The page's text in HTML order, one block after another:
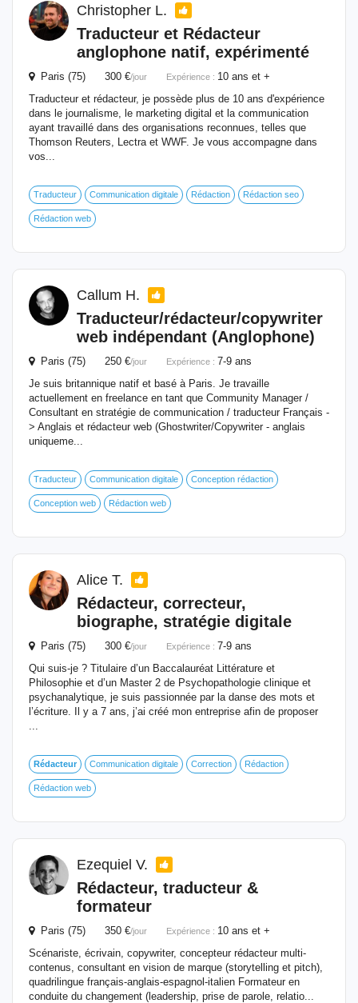
Christopher L.
Traducteur et Rédacteur
anglophone natif, expérimenté
Paris (75) 300 €/jour Expérience : 10 ans et +
Traducteur et rédacteur, je possède plus de 10 ans d'expérience
dans le journalisme, le marketing digital et la communication
ayant travaillé dans des organisations reconnues, telles que
Thomson Reuters, Lectra et WWF. Je vous accompagne dans
vos...
Traducteur Communication digitale Rédaction Rédaction seo
Rédaction web
Callum H.
Traducteur/rédacteur/copywriter
web indépendant (Anglophone)
Paris (75) 250 €/jour Expérience : 7-9 ans
Je suis britannique natif et basé à Paris. Je travaille
actuellement en freelance en tant que Community Manager /
Consultant en stratégie de communication / traducteur Français -
> Anglais et rédacteur web (Ghostwriter/Copywriter - anglais
uniqueme...
Traducteur Communication digitale Conception rédaction
Conception web Rédaction web
Alice T.
Rédacteur, correcteur,
biographe, stratégie digitale
Paris (75) 300 €/jour Expérience : 7-9 ans
Qui suis-je ? Titulaire d’un Baccalauréat Littérature et
Philosophie et d’un Master 2 de Psychopathologie clinique et
psychanalytique, je suis passionnée par la danse des mots et
l’écriture. Il y a 7 ans, j’ai créé mon entreprise afin de proposer
...
Rédacteur Communication digitale Correction Rédaction
Rédaction web
Ezequiel V.
Rédacteur, traducteur &
formateur
Paris (75) 350 €/jour Expérience : 10 ans et +
Scénariste, écrivain, copywriter, concepteur rédacteur multi-
contenus, consultant en vision de marque (storytelling et pitch),
quadrilingue français-anglais-espagnol-italien Formateur en
conduite du changement (leadership, prise de parole, relatio...